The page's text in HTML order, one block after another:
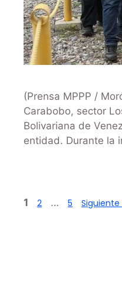
(Prensa MPPP /
Carabobo, sector
Bolivariana de
entidad. Durante la
1 2 … 5 Siguiente